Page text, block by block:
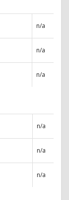
n/a
n/a
n/a
n/a
n/a
n/a